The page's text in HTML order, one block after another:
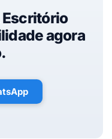
Escritório
agora